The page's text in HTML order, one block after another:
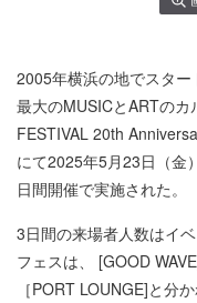
2005年横浜の地でスタ
最大のMUSICとARTの
FESTIVAL 20th
にて2025年5月23日（金
日間開催で実施された。
3日間の来場者人数はイ
フェスは、 [GOOD
［PORT LOUNGE]と分